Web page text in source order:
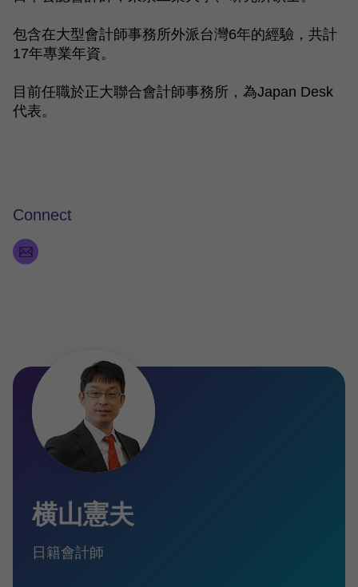
包含在大型會計師事務所外派台灣6年的經驗，共計
17年專業年資。
目前任職於正大聯合會計師事務所，為Japan Desk
代表。
Connect
横山憲夫
日籍會計師